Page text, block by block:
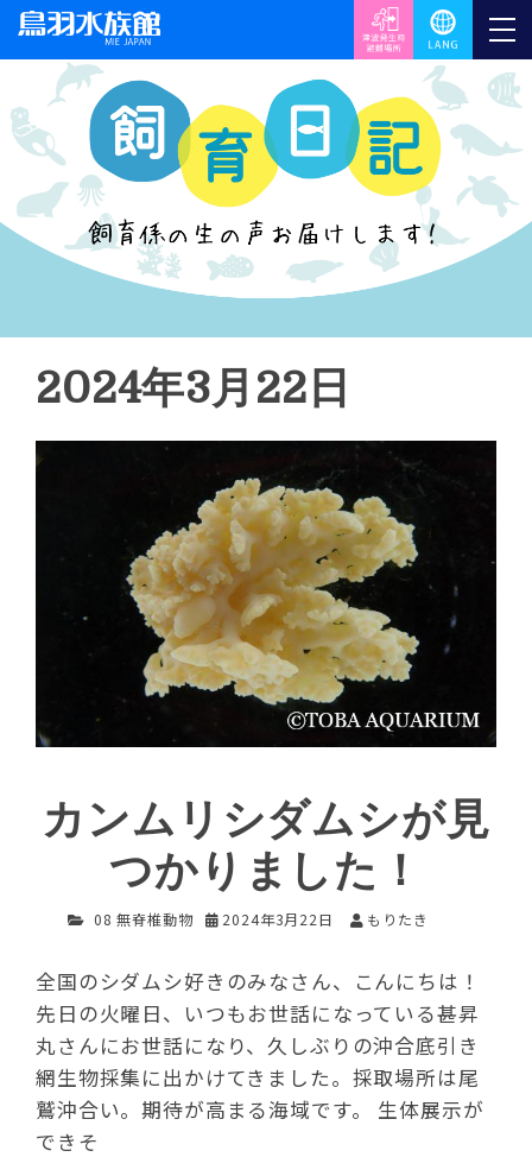
2024年3月22日
カンムリシダムシが見
つかりました！
08 無脊椎動物 2024年3月22日 もりたき
全国のシダムシ好きのみなさん、こんにちは！
先日の火曜日、いつもお世話になっている甚昇
丸さんにお世話になり、久しぶりの沖合底引き
網生物採集に出かけてきました。採取場所は尾
鷲沖合い。期待が高まる海域です。 生体展示が
できそ